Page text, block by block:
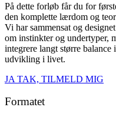
På dette forløb får du for
den komplette lærdom og
Vi har sammensat og
om instinkter og undertyper,
integrere langt større
udvikling i livet.
JA TAK, TILMELD MIG
Formatet